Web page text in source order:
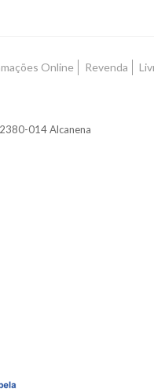
Online Revenda
014 Alcanena